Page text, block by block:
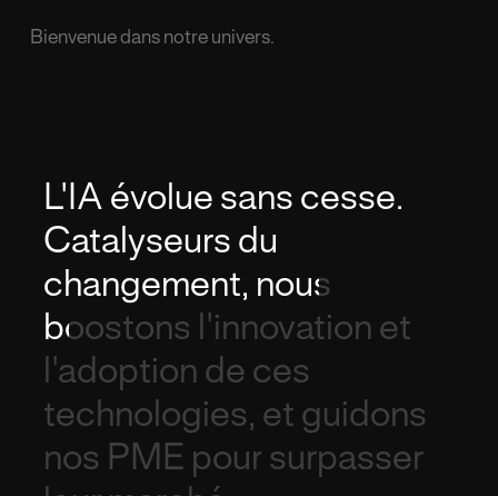
Bienvenue dans notre univers.
L'IAévoluesanscesse.
Catalyseursdu
changement, nous
boostons l'innovationet
l'adoptiondeces
technologies, etguidons
nos PME poursurpasser